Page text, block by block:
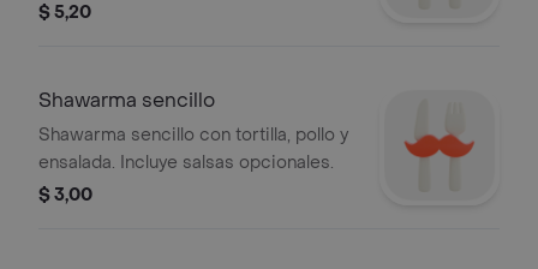
$ 5,20
Shawarma sencillo
Shawarma sencillo con tortilla, pollo y
ensalada. Incluye salsas opcionales.
$ 3,00